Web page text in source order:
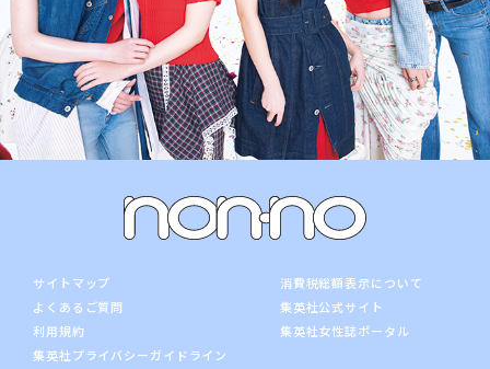
サイトマップ
よくあるご質問
利用規約
集英社プライバシーガイドライン
消費税総額表示について
集英社公式サイト
集英社女性誌ポータル